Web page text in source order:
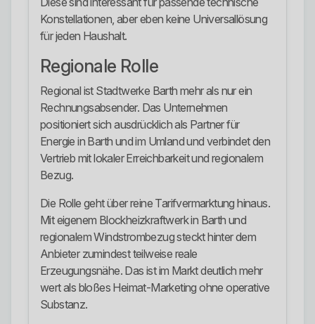
Konstellationen, aber eben keine Universallösung
für jeden Haushalt.
Regionale Rolle
Regional ist Stadtwerke Barth mehr als nur ein
Rechnungsabsender. Das Unternehmen
positioniert sich ausdrücklich als Partner für
Energie in Barth und im Umland und verbindet den
Vertrieb mit lokaler Erreichbarkeit und regionalem
Bezug.
Die Rolle geht über reine Tarifvermarktung hinaus.
Mit eigenem Blockheizkraftwerk in Barth und
regionalem Windstrombezug steckt hinter dem
Anbieter zumindest teilweise reale
Erzeugungsnähe. Das ist im Markt deutlich mehr
wert als bloßes Heimat-Marketing ohne operative
Substanz.